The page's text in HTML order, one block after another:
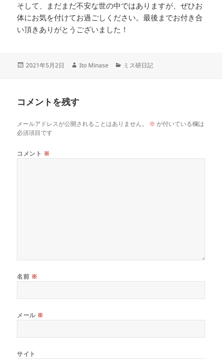
そして、まだまだ不安な世の中ではありますが、ぜひお
体にお気を付けてお過ごしください。最後までお付き合
い頂きありがとうございました！
投
2021年5月2日
作
Ito Minase
カ
ミス研日記
コメントを残す
メールアドレスが公開されることはありません。 ※ が付いている欄は
必須項目です
コメント ※
名前 ※
メール ※
サイト